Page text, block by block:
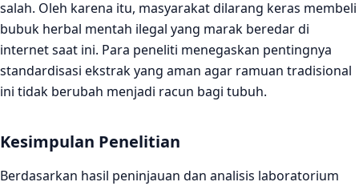
salah. Oleh karena itu, masyarakat dilarang keras membeli
bubuk herbal mentah ilegal yang marak beredar di
internet saat ini. Para peneliti menegaskan pentingnya
standardisasi ekstrak yang aman agar ramuan tradisional
ini tidak berubah menjadi racun bagi tubuh.
Kesimpulan Penelitian
Berdasarkan hasil peninjauan dan analisis laboratorium